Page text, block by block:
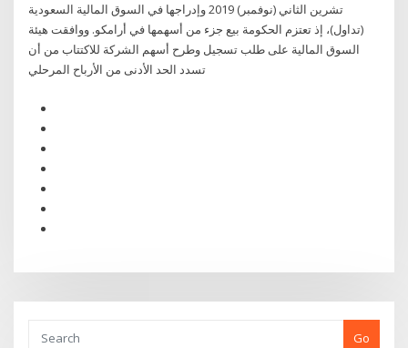
تشرين الثاني (نوفمبر) 2019 وإدراجها في السوق المالية السعودية
(تداول)، إذ تعتزم الحكومة بيع جزء من أسهمها في أرامكو. ووافقت هيئة
السوق المالية على طلب تسجيل وطرح أسهم الشركة للاكتتاب من أن
تسدد الحد الأدنى من الأرباح المرحلي
Go